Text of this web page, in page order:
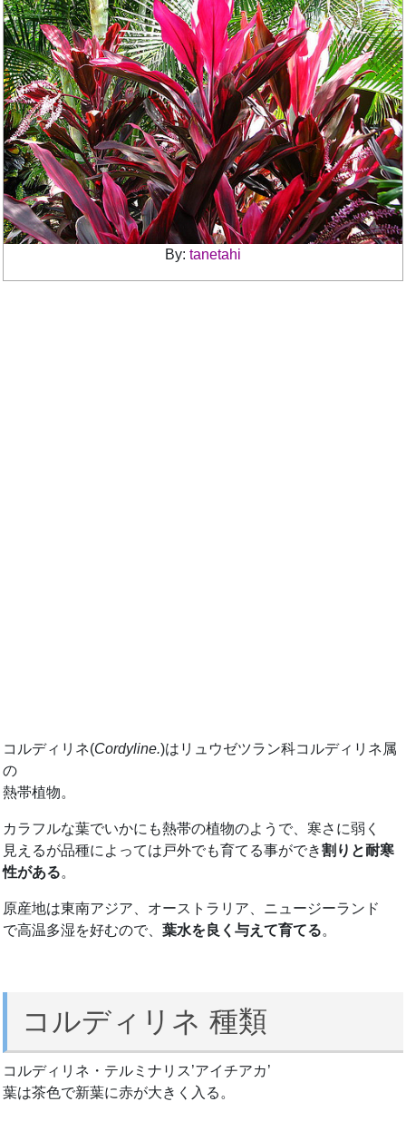
By: tanetahi
コルディリネ(Cordyline.)はリュウゼツラン科コルディリネ属
の
熱帯植物。
カラフルな葉でいかにも熱帯の植物のようで、寒さに弱く
見えるが品種によっては戸外でも育てる事ができ割りと耐寒
性がある。
原産地は東南アジア、オーストラリア、ニュージーランド
で高温多湿を好むので、 葉水を良く与えて育てる。
コルディリネ 種類
コルディリネ・テルミナリス’アイチアカ’
葉は茶色で新葉に赤が大きく入る。